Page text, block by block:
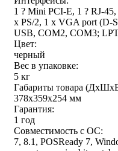
1 ? Mini PCI-E, 1 ? RJ-
x PS/2, 1 x VGA port (D-
USB, COM2, COM3;
Цвет:
черный
Вес в упаковке:
5 кг
Габариты товара
378x359x254 мм
Гарантия:
1 год
Совместимость с ОС:
7, 8.1, POSReady 7,